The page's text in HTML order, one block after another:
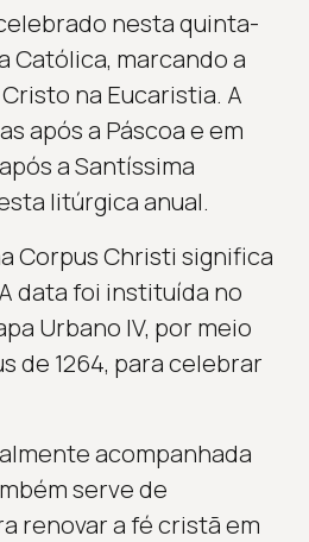
nesta quinta-
Católica, marcando a
na Eucaristia. A
após a Páscoa e em
a Santíssima
litúrgica anual.
Corpus Christi significa
data foi instituída no
Urbano IV, por meio
de 1264, para celebrar
acompanhada
serve de
renovar a fé cristã em